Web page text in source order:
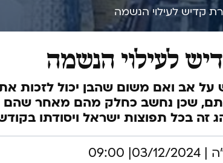
קדיש לעילוי הנשמה
לעילוי הנשמה
על אב ואם משום שהבן יכול לזכות
שכן נחשב כחלק מהם מאחר שהם
זה בכל תפוצות ישראל ויסודתו